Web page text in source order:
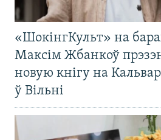
«ШокінгКульт» на
Максім Жбанкоў
новую кнігу на
ў Вільні